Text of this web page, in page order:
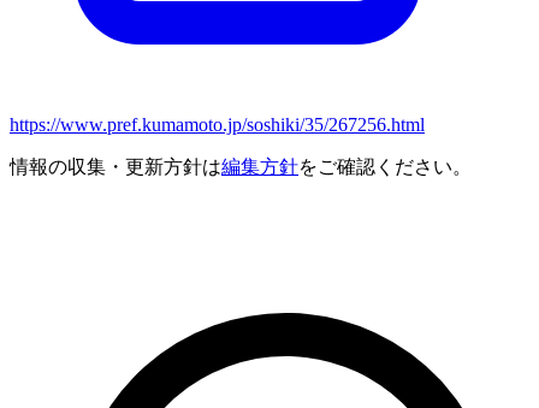
https://www.pref.kumamoto.jp/soshiki/35/267256.html
情報の収集・更新方針は編集方針をご確認ください。